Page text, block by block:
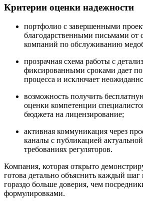
Критерии оценки надежности
портфолио с завершенными
благодарственными письмами от
компаний по обслуживанию
прозрачная схема работы с
фиксированными сроками дает
процесса и исключает
возможность получить
оценки компетенции
бюджета на лицензирование;
активная коммуникация через
каналы с публикацией
требованиях регуляторов.
Компания, которая открыто
готова детально объяснить каждый шаг
гораздо больше доверия, чем
формулировками.